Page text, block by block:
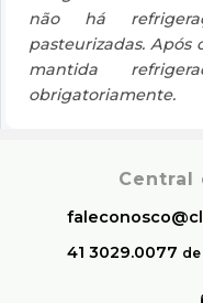
não há
pasteurizadas. Após
mantida
obrigatoriamente.
Central
41 3029.0077 de